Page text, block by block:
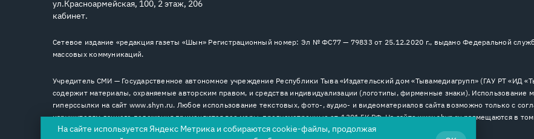
ул.Красноармейская, 100, 2 этаж, 206
кабинет.
Сетевое издание «редакция газеты «Шын» Регистрационный номер: Эл № ФС77 — 79833 от 25.12.2020 г., выдано Федеральной
массовых коммуникаций.
Учредитель СМИ — Государственное автономное учреждение Республики Тыва «Издательский дом «Тывамедиагрупп» (ГАУ РТ «ИД
содержит материалы, охраняемые авторским правом, и средства индивидуализации (логотипы, фирменные знаки). Использование
гиперссылки на сайт www.shyn.ru. Любое использование текстовых, фото-, аудио- и видеоматериалов сайта возможно только с
нарушителям данного положения применяются все меры, предусмотренные ст. 1301 ГК РФ. На сайте www.shyn.ru размещаются в
На сайте используется Яндекс Метрика и собираются cookie-файлы, продолжая